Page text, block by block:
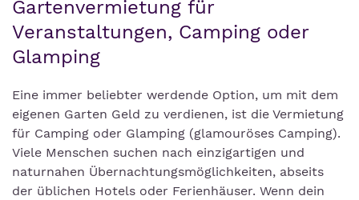
Gartenvermietung für
Veranstaltungen, Camping oder
Glamping
Eine immer beliebter werdende Option, um mit dem
eigenen Garten Geld zu verdienen, ist die Vermietung
für Camping oder Glamping (glamouröses Camping).
Viele Menschen suchen nach einzigartigen und
naturnahen Übernachtungsmöglichkeiten, abseits
der üblichen Hotels oder Ferienhäuser. Wenn dein